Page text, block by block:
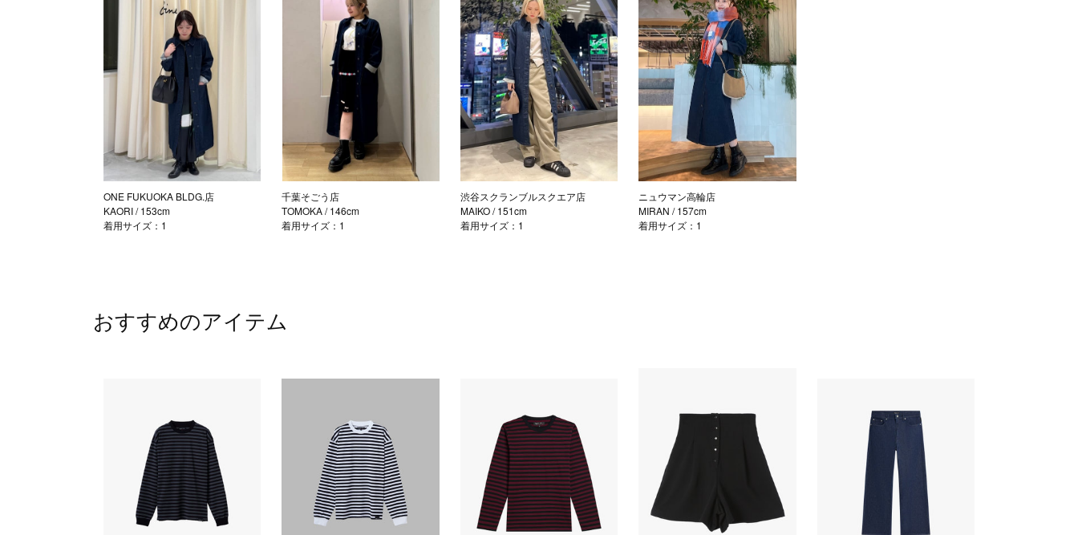
ONE FUKUOKA BLDG.店
KAORI/ 153cm
着用サイズ：1
千葉そごう店
TOMOKA/ 146cm
着用サイズ：1
渋谷スクランブルスクエア店
MAIKO/ 151cm
着用サイズ：1
ニュウマン高輪店
MIRAN/ 157cm
着用サイズ：1
おすすめのアイテム